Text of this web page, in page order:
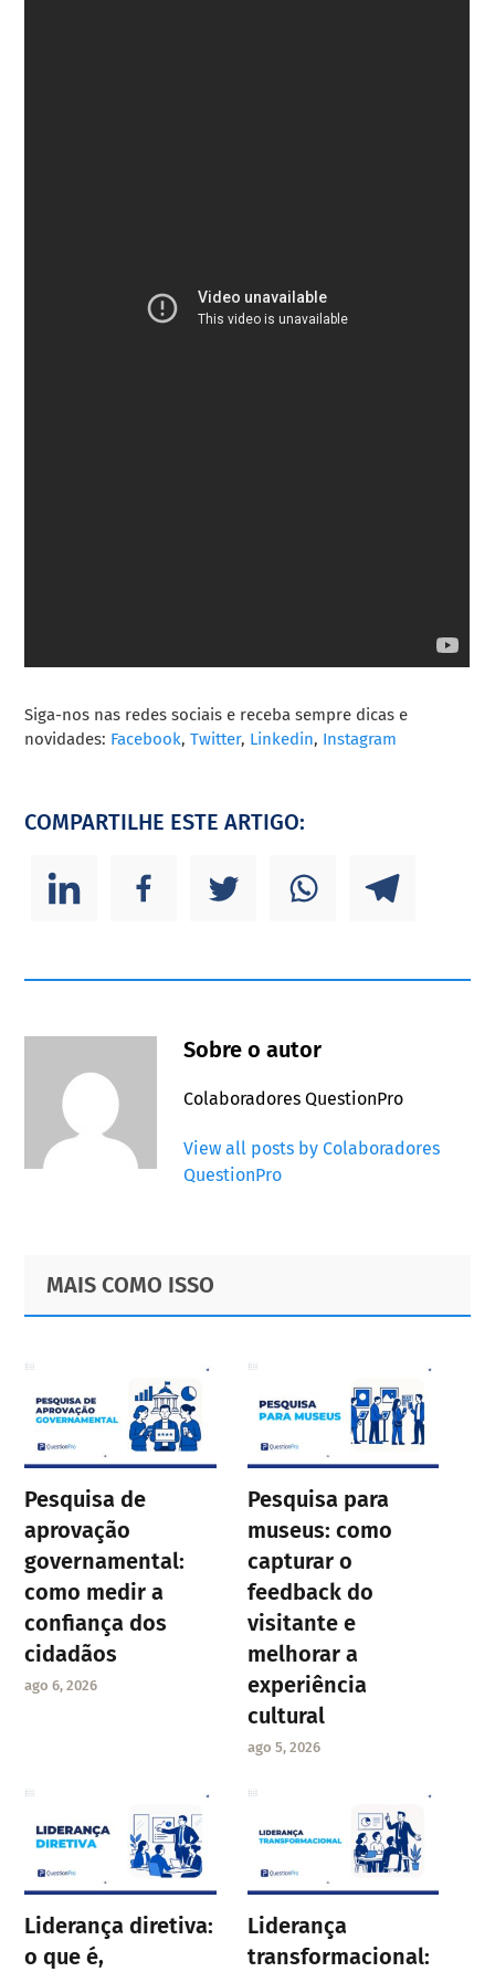
Siga-nos nas redes sociais e receba sempre dicas e
novidades: Facebook, Twitter, Linkedin, Instagram
COMPARTILHE ESTE ARTIGO:
Sobre o autor
Colaboradores QuestionPro
View all posts by Colaboradores
QuestionPro
Primary
Sidebar
Footer
MAIS COMO ISSO
Pesquisa de
aprovação
governamental:
como medir a
confiança dos
cidadãos
ago 6, 2026
Pesquisa para
museus: como
capturar o
feedback do
visitante e
melhorar a
experiência
cultural
ago 5, 2026
Liderança diretiva:
o que é,
Liderança
transformacional: